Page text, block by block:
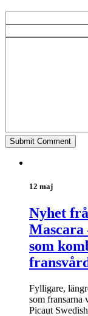
12 maj
Nyhet
Mascara
som
Fylligare,
som fransarna
Picaut